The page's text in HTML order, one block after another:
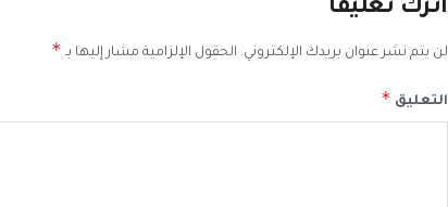
اترك تعليقاً
لن يتم نشر عنوان بريدك الإلكتروني. الحقول الإلزامية مشار إليها بـ *
التعليق *